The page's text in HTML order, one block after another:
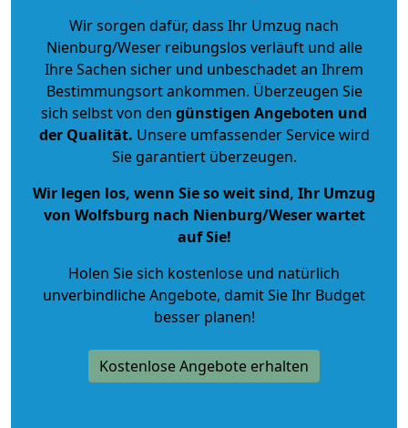
Wir sorgen dafür, dass Ihr Umzug nach
Nienburg/Weser reibungslos verläuft und alle
Ihre Sachen sicher und unbeschadet an Ihrem
Bestimmungsort ankommen. Überzeugen Sie
sich selbst von den günstigen Angeboten und
der Qualität. Unsere umfassender Service wird
Sie garantiert überzeugen.
Wir legen los, wenn Sie so weit sind, Ihr Umzug
von Wolfsburg nach Nienburg/Weser wartet
auf Sie!
Holen Sie sich kostenlose und natürlich
unverbindliche Angebote, damit Sie Ihr Budget
besser planen!
Kostenlose Angebote erhalten